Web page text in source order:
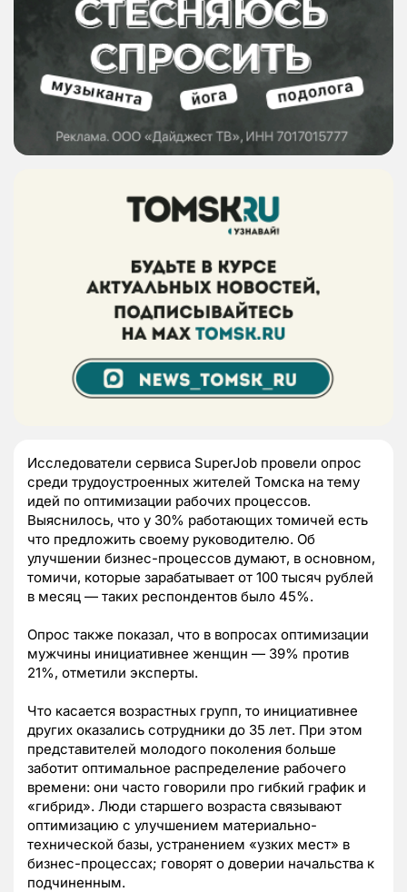
Исследователи сервиса SuperJob провели опрос
среди трудоустроенных жителей Томска на тему
идей по оптимизации рабочих процессов.
Выяснилось, что у 30% работающих томичей есть
что предложить своему руководителю. Об
улучшении бизнес-процессов думают, в основном,
томичи, которые зарабатывает от 100 тысяч рублей
в месяц — таких респондентов было 45%.
Опрос также показал, что в вопросах оптимизации
мужчины инициативнее женщин — 39% против
21%, отметили эксперты.
Что касается возрастных групп, то инициативнее
других оказались сотрудники до 35 лет. При этом
представителей молодого поколения больше
заботит оптимальное распределение рабочего
времени: они часто говорили про гибкий график и
«гибрид». Люди старшего возраста связывают
оптимизацию с улучшением материально-
технической базы, устранением «узких мест» в
бизнес-процессах; говорят о доверии начальства к
подчиненным.